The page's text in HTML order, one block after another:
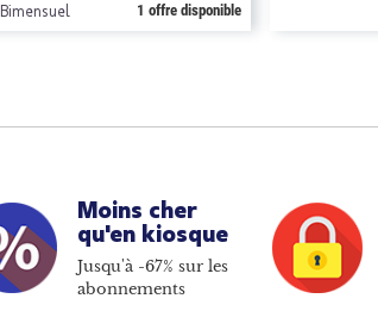
Bimensuel 1 offre disponible
Moins cher
qu'en kiosque
Jusqu'à -67% sur les
abonnements